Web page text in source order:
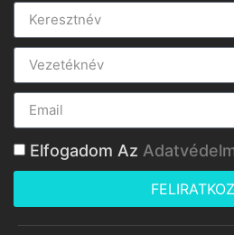
Elfogadom Az